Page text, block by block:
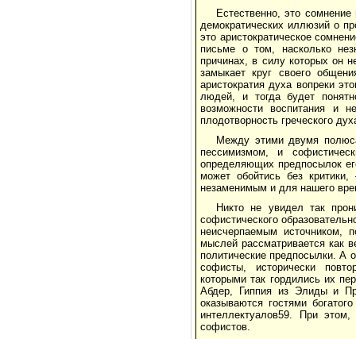
Естественно, это
демократических иллюзий о
это аристократическое
письме о том, насколько
причинах, в силу которых он
замыкает круг своего
аристократия духа вопреки
людей, и тогда будет
возможности воспитания и
плодотворность греческого
Между этими двумя
пессимизмом, и
определяющих предпосылок
может обойтись без
незаменимым и для нашего
Никто не увидел так
софистического
неисчерпаемым источником,
мыслей рассматривается как
политические предпосылки. А
софисты, исторически
которыми так гордились их
Абдер, Гиппия из Элиды и
оказываются гостями
интеллектуалов59. При
софистов.